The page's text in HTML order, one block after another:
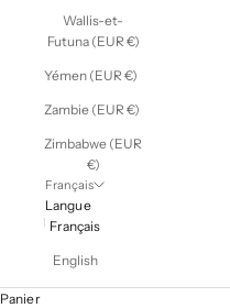
Wallis-et-
Futuna (EUR €)
Yémen (EUR €)
Zambie (EUR €)
Zimbabwe (EUR
€)
Français
Langue
Français
English
Panier